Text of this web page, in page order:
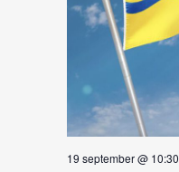
19 september @ 10:30